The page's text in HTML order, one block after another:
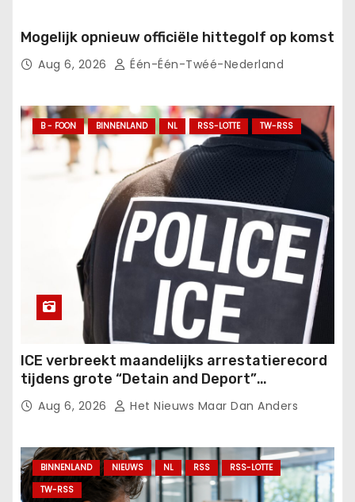
Mogelijk opnieuw officiële hittegolf op komst
Aug 6, 2026 Één-Één-Twéé-Nederland
B - FOON BINNENLAND NL RSS-LOTTE TW-RSS
ICE verbreekt maandelijks arrestatierecord
tijdens grote “Detain and Deport”
crackdown in volle gang.
Aug 6, 2026 Het Nieuws Maar Dan Anders
BINNENLAND NIEUWS NL RSS
RSS-LOTTE
TW-RSS